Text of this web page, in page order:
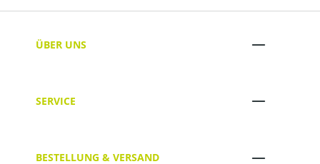
ÜBER UNS
SERVICE
BESTELLUNG & VERSAND